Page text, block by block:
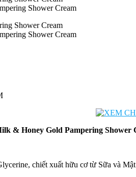
Shower Cream
Shower Cream
& Honey Gold Pampering Shower
chiết xuất hữu cơ từ Sữa và